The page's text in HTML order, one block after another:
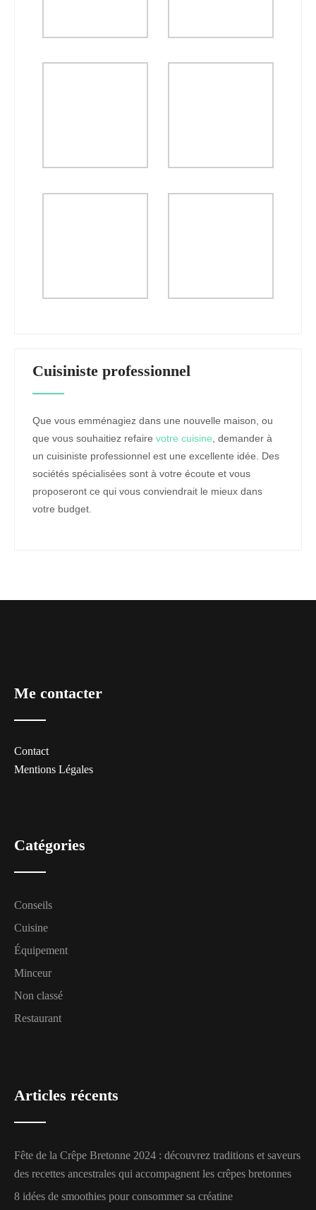
Cuisiniste professionnel
Que vous emménagiez dans une nouvelle maison, ou
que vous souhaitiez refaire votre cuisine, demander à
un cuisiniste professionnel est une excellente idée. Des
sociétés spécialisées sont à votre écoute et vous
proposeront ce qui vous conviendrait le mieux dans
votre budget.
Me contacter
Contact
Mentions Légales
Catégories
Conseils
Cuisine
Équipement
Minceur
Non classé
Restaurant
Articles récents
Fête de la Crêpe Bretonne 2024 : découvrez traditions et saveurs
des recettes ancestrales qui accompagnent les crêpes bretonnes
8 idées de smoothies pour consommer sa créatine